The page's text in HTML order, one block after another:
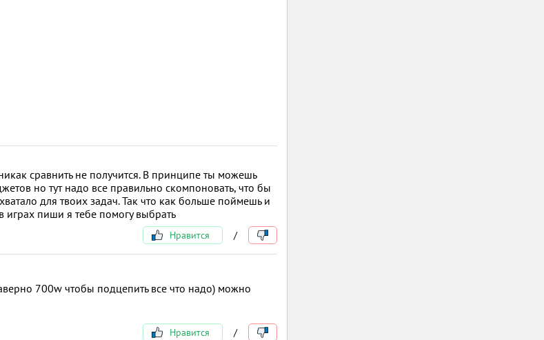
сравнить не получится. В принципе ты можешь
но тут надо все правильно скомпоновать, что бы
для твоих задач. Так что как больше поймешь и
играх пиши я тебе помогу выбрать
Нравится /
700w чтобы подцепить все что надо) можно
Нравится /